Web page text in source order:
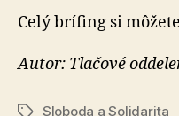
Celý brífing si
Autor: Tlačové
ZnačkySloboda a Solidarita